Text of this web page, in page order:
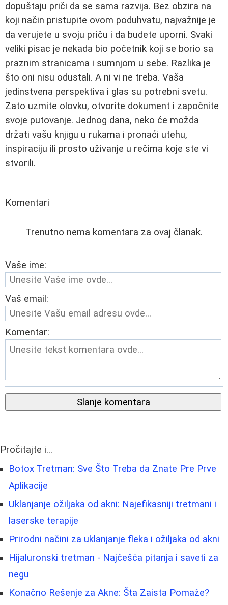
dopuštaju priči da se sama razvija. Bez obzira na
koji način pristupite ovom poduhvatu, najvažnije je
da verujete u svoju priču i da budete uporni. Svaki
veliki pisac je nekada bio početnik koji se borio sa
praznim stranicama i sumnjom u sebe. Razlika je
što oni nisu odustali. A ni vi ne treba. Vaša
jedinstvena perspektiva i glas su potrebni svetu.
Zato uzmite olovku, otvorite dokument i započnite
svoje putovanje. Jednog dana, neko će možda
držati vašu knjigu u rukama i pronaći utehu,
inspiraciju ili prosto uživanje u rečima koje ste vi
stvorili.
Komentari
Trenutno nema komentara za ovaj članak.
Vaše ime:
Vaš email:
Komentar:
Slanje komentara
Pročitajte i...
Botox Tretman: Sve Što Treba da Znate Pre Prve
Aplikacije
Uklanjanje ožiljaka od akni: Najefikasniji tretmani i
laserske terapije
Prirodni načini za uklanjanje fleka i ožiljaka od akni
Hijaluronski tretman - Najčešća pitanja i saveti za
negu
Konačno Rešenje za Akne: Šta Zaista Pomaže?